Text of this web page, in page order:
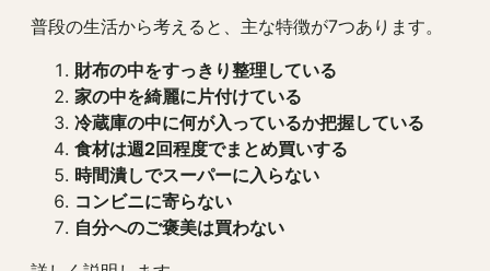
普段の生活から考えると、主な特徴が7つあります。
財布の中をすっきり整理している
家の中を綺麗に片付けている
冷蔵庫の中に何が入っているか把握している
食材は週2回程度でまとめ買いする
時間潰しでスーパーに入らない
コンビニに寄らない
自分へのご褒美は買わない